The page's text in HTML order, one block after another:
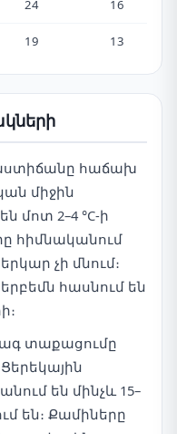
24 16
19 13
հաճախ
միջին
մոտ 2–4 °C-ի
հիմնականում
չի մնում։
հասնում են
տաքացումը
են մինչև 15–
են։ Քամիները